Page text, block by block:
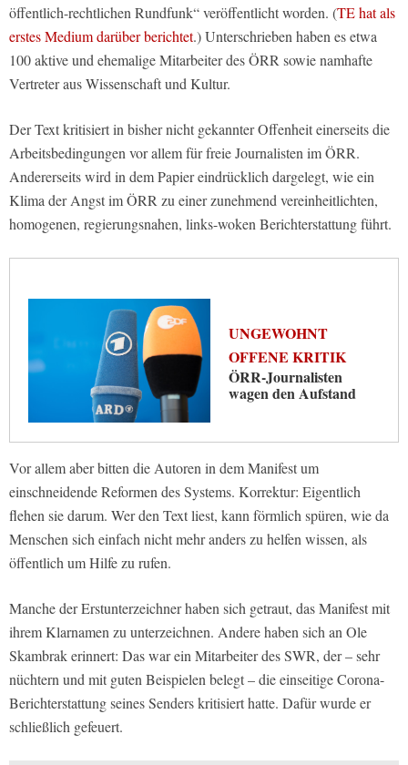
öffentlich-rechtlichen Rundfunk“ veröffentlicht worden. (TE hat als
erstes Medium darüber berichtet.) Unterschrieben haben es etwa
100 aktive und ehemalige Mitarbeiter des ÖRR sowie namhafte
Vertreter aus Wissenschaft und Kultur.
Der Text kritisiert in bisher nicht gekannter Offenheit einerseits die
Arbeitsbedingungen vor allem für freie Journalisten im ÖRR.
Andererseits wird in dem Papier eindrücklich dargelegt, wie ein
Klima der Angst im ÖRR zu einer zunehmend vereinheitlichten,
homogenen, regierungsnahen, links-woken Berichterstattung führt.
UNGEWOHNT
OFFENE KRITIK
ÖRR-Journalisten
wagen den Aufstand
Vor allem aber bitten die Autoren in dem Manifest um
einschneidende Reformen des Systems. Korrektur: Eigentlich
flehen sie darum. Wer den Text liest, kann förmlich spüren, wie da
Menschen sich einfach nicht mehr anders zu helfen wissen, als
öffentlich um Hilfe zu rufen.
Manche der Erstunterzeichner haben sich getraut, das Manifest mit
ihrem Klarnamen zu unterzeichnen. Andere haben sich an Ole
Skambrak erinnert: Das war ein Mitarbeiter des SWR, der – sehr
nüchtern und mit guten Beispielen belegt – die einseitige Corona-
Berichterstattung seines Senders kritisiert hatte. Dafür wurde er
schließlich gefeuert.